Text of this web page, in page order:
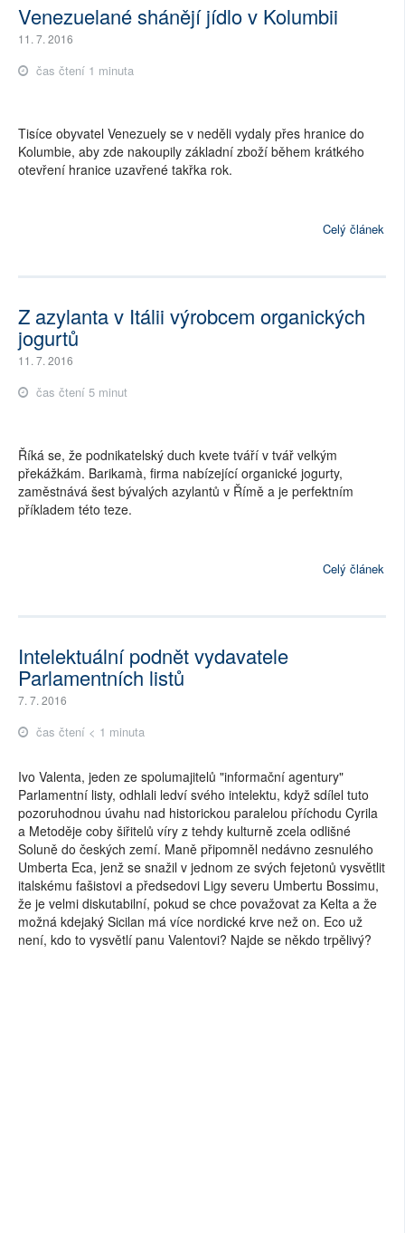
Venezuelané shánějí jídlo v Kolumbii
11. 7. 2016
čas čtení 1 minuta
Tisíce obyvatel Venezuely se v neděli vydaly přes hranice do
Kolumbie, aby zde nakoupily základní zboží během krátkého
otevření hranice uzavřené takřka rok.
Celý článek
Z azylanta v Itálii výrobcem organických
jogurtů
11. 7. 2016
čas čtení 5 minut
Říká se, že podnikatelský duch kvete tváří v tvář velkým
překážkám. Barikamà, firma nabízející organické jogurty,
zaměstnává šest bývalých azylantů v Římě a je perfektním
příkladem této teze.
Celý článek
Intelektuální podnět vydavatele
Parlamentních listů
7. 7. 2016
čas čtení < 1 minuta
Ivo Valenta, jeden ze spolumajitelů "informační agentury"
Parlamentní listy, odhlali ledví svého intelektu, když sdílel tuto
pozoruhodnou úvahu nad historickou paralelou příchodu Cyrila
a Metoděje coby šiřitelů víry z tehdy kulturně zcela odlišné
Soluně do českých zemí. Maně připomněl nedávno zesnulého
Umberta Eca, jenž se snažil v jednom ze svých fejetonů vysvětlit
italskému fašistovi a předsedovi Ligy severu Umbertu Bossimu,
že je velmi diskutabilní, pokud se chce považovat za Kelta a že
možná kdejaký Sicilan má více nordické krve než on. Eco už
není, kdo to vysvětlí panu Valentovi? Najde se někdo trpělivý?